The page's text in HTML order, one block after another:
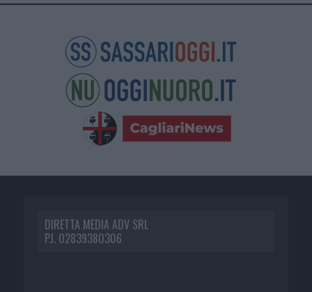
DIRETTA MEDIA ADV SRL
P.I. 02839380306